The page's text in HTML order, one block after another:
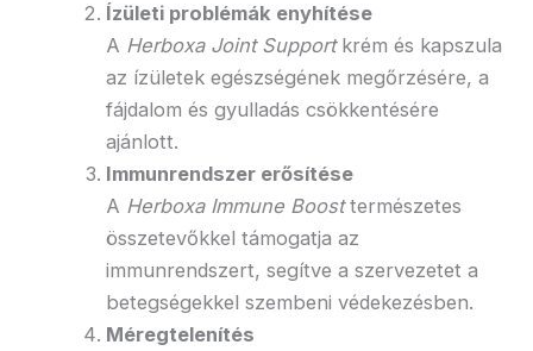
Ízületi problémák enyhítése
A Herboxa Joint Supportkrém és kapszula
az ízületek egészségének megőrzésére, a
fájdalom és gyulladás csökkentésére
ajánlott.
Immunrendszer erősítése
A Herboxa Immune Boosttermészetes
összetevőkkel támogatja az
immunrendszert, segítve a szervezetet a
betegségekkel szembeni védekezésben.
Méregtelenítés